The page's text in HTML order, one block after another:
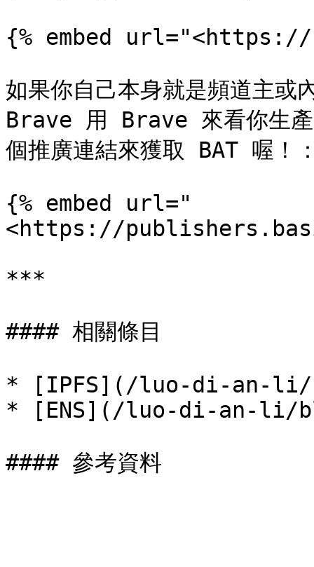
{% embed url="<https://
如果你自己本身就是頻道主或
Brave 用 Brave 來看你生產
個推廣連結來獲取 BAT 喔！
{% embed url="
<https://
***
#### 相關條目
* [IPFS](/luo-di-an-li/
* [ENS](/luo-di-an-li/